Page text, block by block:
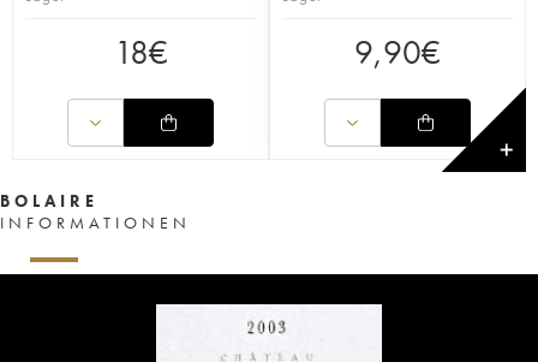
18€ 9,90€
✕
BOLAIRE
INFORMATIONEN